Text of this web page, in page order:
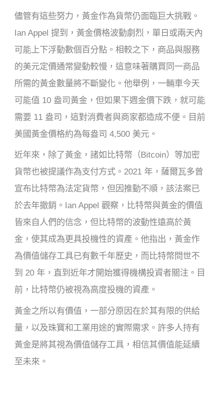
儘管有這些努力，黃金作為貨幣仍面臨巨大挑戰。
Ian Appel 提到，黃金價格波動劇烈，單日或兩天內
可能上下浮動數個百分點。相較之下，商品與服務
的美元定價通常變動較慢，這意味著購買同一商品
所需的黃金數量將不斷變化。他舉例，一輛車今天
可能值 10 盎司黃金，但如果下週金價下跌，就可能
需要 11 盎司，這對消費者與商家都造成不便。目前
美國黃金價格約為每盎司 4,500 美元。
近年來，除了黃金，諸如比特幣（Bitcoin）等加密
貨幣也被提議作為支付方式。2021 年，薩爾瓦多曾
宣布比特幣為法定貨幣，但因推動不順，該法案已
於去年撤銷。Ian Appel 觀察，比特幣與黃金的價值
皆來自人們的信念，但比特幣的波動性遠高於黃
金，使其成為更具投機性的資產。他指出，黃金作
為價值儲存工具已有數千年歷史，而比特幣問世不
到 20 年，直到近年才開始獲得機構投資者關注。目
前，比特幣仍被視為高度投機的資產。
黃金之所以有價值，一部分原因在於其有限的供給
量，以及珠寶和工業用途的實際需求。許多人持有
黃金是將其視為價值儲存工具，相信其價值能延續
至未來。